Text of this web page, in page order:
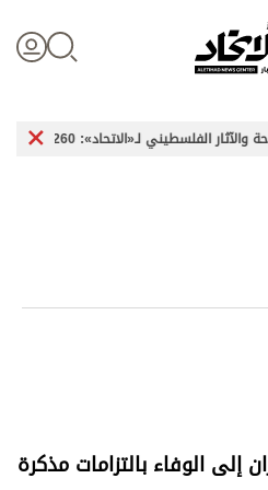
260 موقعاً أثرياً في غزة تعرضت للضرر
إلى الوفاء بالتزامات مذكرة